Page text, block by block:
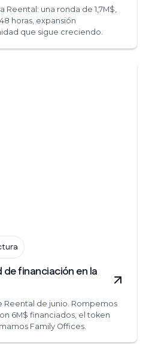
Reental: una ronda de 1,7M$,
horas, expansión
que sigue creciendo.
financiación en la
de junio. Rompemos
6M$ financiados, el token
Family Offices.